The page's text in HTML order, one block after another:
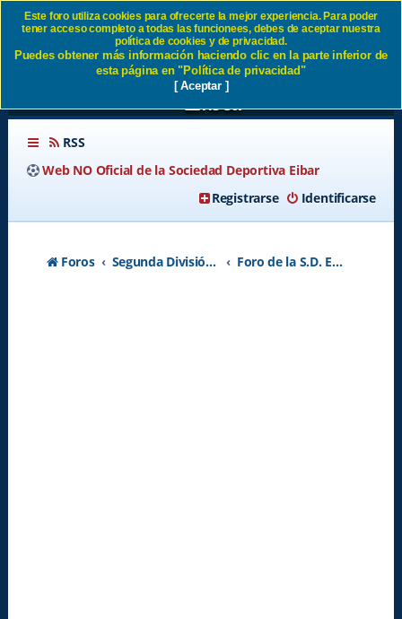
Nuestros rivales en segunda
2023/2024 - Página 18 SD
Eibar
RSS
Web NO Oficial de la Sociedad Deportiva Eibar
Identificarse
Registrarse
Foros Segunda División A - Temporada 2026-2027 Foro de la S.D. Eibar
Este foro utiliza cookies para ofrecerte la mejor experiencia. Para poder
tener acceso completo a todas las funcionees, debes de aceptar nuestra
política de cookies y de privacidad.
Puedes obtener más información haciendo clic en la parte inferior de
esta página en "Política de privacidad"
[ Aceptar ]